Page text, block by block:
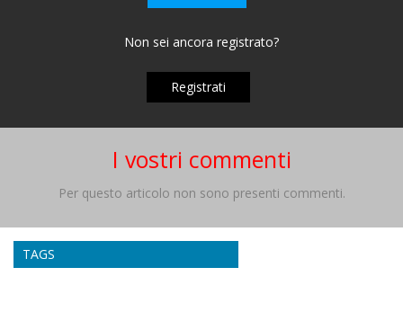
Non sei ancora registrato?
Registrati
I vostri commenti
Per questo articolo non sono presenti commenti.
TAGS